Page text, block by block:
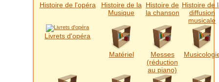
Histoire de l'opéra
Histoire de la
Musique
Histoire de
la chanson
Histoire de
diffusion
musicale
Livrets d'opéra
Matériel
Messes
(réduction
au piano)